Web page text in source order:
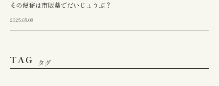
その便秘は市販薬でだいじょうぶ？
2025.05.08
TAG タグ